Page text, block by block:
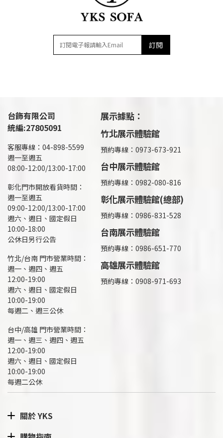
訂閱
台飾有限公司
統編:27805091
客服專線：04-898-5599
週一至週五
08:00-12:00/13:00-17:00
彰化門市開放看貨時間：
週一至週五
09:00-12:00/13:00-17:00
週六、週日、國定假日
10:00-18:00
公休日另行公告
竹北/台南 門市營業時間：
週一、週四、週五
12:00-19:00
週六、週日、國定假日
10:00-19:00
每週二、週三公休
台中/高雄 門市營業時間：
週一、週三、週四、週五
12:00-19:00
週六、週日、國定假日
10:00-19:00
每週二公休
展示據點：
竹北展示體驗館
預約專線：0973-673-921
台中展示體驗館
預約專線：0982-080-816
彰化展示體驗館(總部)
預約專線： 0986-831-528
台南展示體驗館
預約專線：0986-651-770
高雄展示體驗館
預約專線： 0908-971-693
關於 YKS